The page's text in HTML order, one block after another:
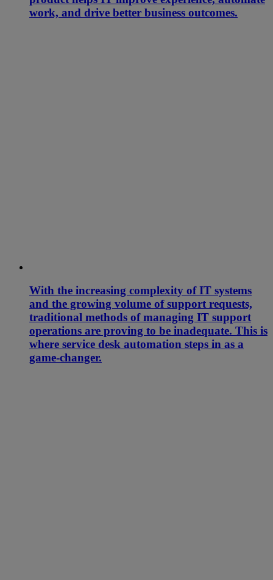
work, and drive better business outcomes.
With the increasing complexity of IT systems
and the growing volume of support requests,
traditional methods of managing IT support
operations are proving to be inadequate. This is
where service desk automation steps in as a
game-changer.